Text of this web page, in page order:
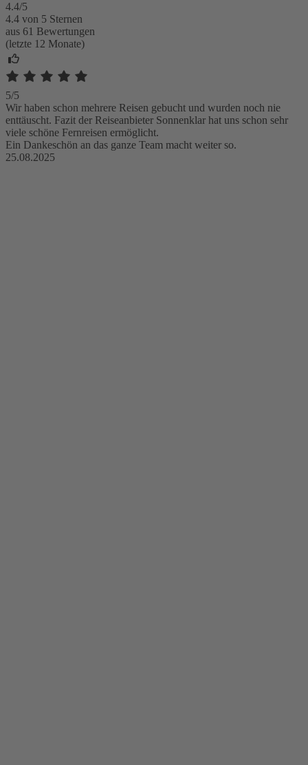
4.4/5
4.4 von 5 Sternen
aus 61 Bewertungen
(letzte 12 Monate)
5/5
Wir haben schon mehrere Reisen gebucht und wurden noch nie
enttäuscht. Fazit der Reiseanbieter Sonnenklar hat uns schon sehr
viele schöne Fernreisen ermöglicht.
Ein Dankeschön an das ganze Team macht weiter so.
25.08.2025